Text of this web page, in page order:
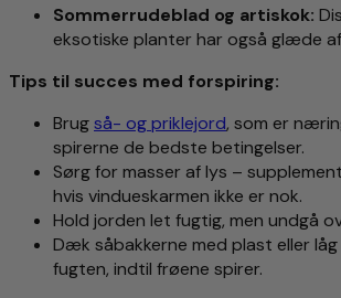
Sommerrudeblad og artiskok:
eksotiske planter har også glæde
Tips til succes med forspiring:
Brugså- og priklejord, som er
spirerne de bedste betingelser.
Sørg for masser af lys –
hvis vindueskarmen ikke er nok.
Hold jorden let fugtig, men undgå
Dæk såbakkerne med plast eller
fugten, indtil frøene spirer.